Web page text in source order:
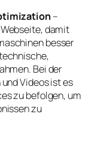
–
damit
besser
Bei der
Videos ist es
zu befolgen, um
zu